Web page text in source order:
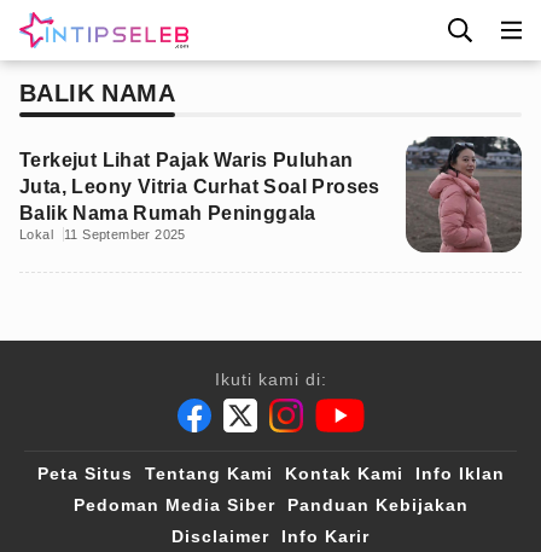
BALIK NAMA
Terkejut Lihat Pajak Waris Puluhan
Juta, Leony Vitria Curhat Soal Proses
Balik Nama Rumah Peninggala
Lokal 11 September 2025
Ikuti kami di:
Peta Situs Tentang Kami Kontak Kami
Info Iklan
Pedoman Media Siber
Panduan Kebijakan
Disclaimer
Info Karir